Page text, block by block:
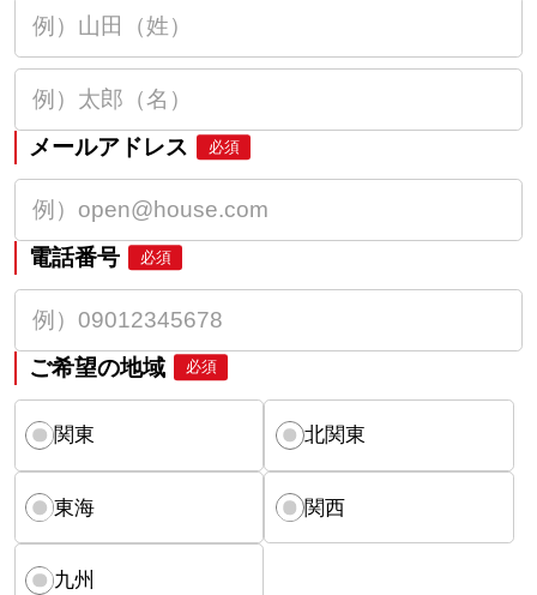
メールアドレス 必須
電話番号 必須
ご希望の地域 必須
関東 北関東
東海 関西
九州